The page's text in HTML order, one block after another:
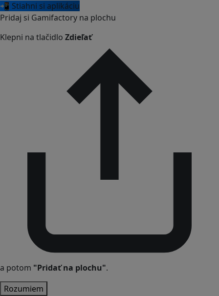
📲 Stiahni si aplikáciu
Pridaj si Gamifactory na plochu
Klepni na tlačidlo Zdieľať
a potom "Pridať na plochu".
Rozumiem